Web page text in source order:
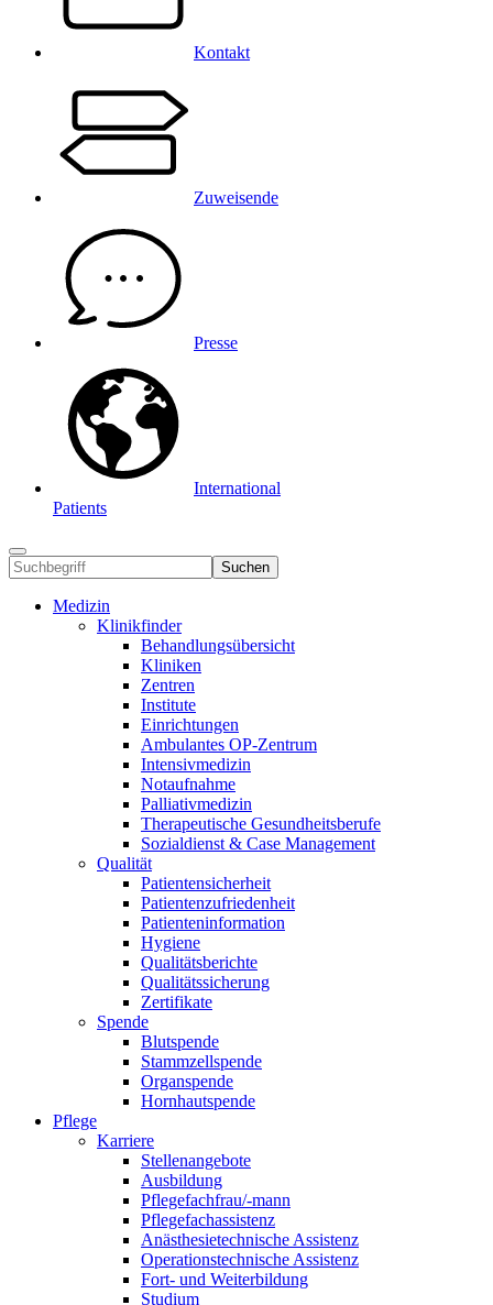
Kontakt
Zuweisende
Presse
International
Patients
Suchen
Medizin
Klinikfinder
Behandlungsübersicht
Kliniken
Zentren
Institute
Einrichtungen
Ambulantes OP-Zentrum
Intensivmedizin
Notaufnahme
Palliativmedizin
Therapeutische Gesundheitsberufe
Sozialdienst & Case Management
Qualität
Patientensicherheit
Patientenzufriedenheit
Patienteninformation
Hygiene
Qualitätsberichte
Qualitätssicherung
Zertifikate
Spende
Blutspende
Stammzellspende
Organspende
Hornhautspende
Pflege
Karriere
Stellenangebote
Ausbildung
Pflegefachfrau/-mann
Pflegefachassistenz
Anästhesietechnische Assistenz
Operationstechnische Assistenz
Fort- und Weiterbildung
Studium